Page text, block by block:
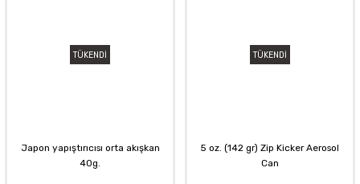
TÜKENDİ
Japon yapıştırıcısı orta akışkan
40g.
TÜKENDİ
5 oz. (142 gr) Zip Kicker Aerosol
Can